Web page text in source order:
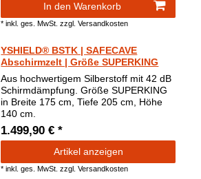
In den Warenkorb
*inkl. ges. MwSt. zzgl.Versandkosten
YSHIELD® BSTK | SAFECAVE
Abschirmzelt | Größe SUPERKING
Aus hochwertigem Silberstoff mit 42 dB
Schirmdämpfung. Größe SUPERKING
in Breite 175 cm, Tiefe 205 cm, Höhe
140 cm.
1.499,90 € *
Artikel anzeigen
*inkl. ges. MwSt. zzgl.Versandkosten